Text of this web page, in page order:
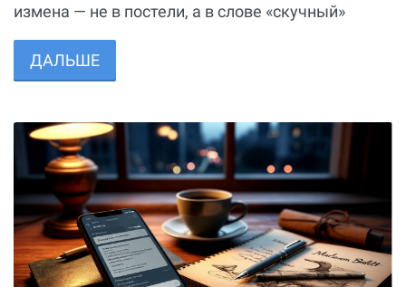
измена — не в постели, а в слове «скучный»
ДАЛЬШЕ